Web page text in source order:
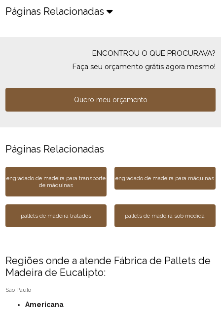
Páginas Relacionadas
ENCONTROU O QUE PROCURAVA?
Faça seu orçamento grátis agora mesmo!
Quero meu orçamento
Páginas Relacionadas
engradado de madeira para transporte
de máquinas
engradado de madeira para máquinas
pallets de madeira tratados pallets de madeira sob medida
Regiões onde a atende Fábrica de Pallets de
Madeira de Eucalipto:
São Paulo
Americana